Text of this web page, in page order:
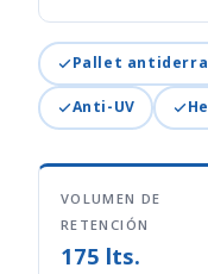
Pallet
Anti-UV
VOLUMEN DE
RETENCIÓN
175 lts.